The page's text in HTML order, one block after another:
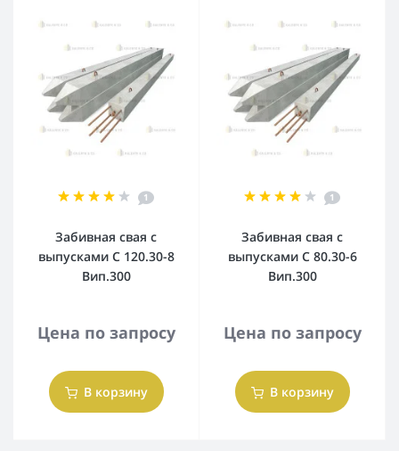
1
Забивная свая с
выпусками С 120.30-8
Вип.300
Цена по запросу
В корзину
1
Забивная свая с
выпусками С 80.30-6
Вип.300
Цена по запросу
В корзину